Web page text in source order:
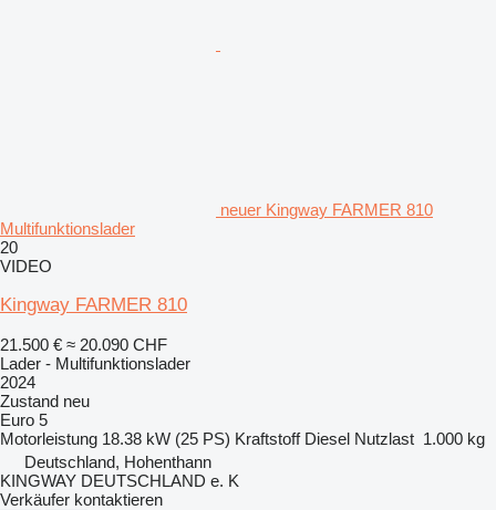
neuer Kingway FARMER 810
Multifunktionslader
20
VIDEO
Kingway FARMER 810
21.500 € ≈ 20.090 CHF
Lader - Multifunktionslader
2024
Zustand neu
Euro 5
Motorleistung 18.38 kW (25 PS) Kraftstoff Diesel Nutzlast 1.000 kg
Deutschland, Hohenthann
KINGWAY DEUTSCHLAND e. K
Verkäufer kontaktieren